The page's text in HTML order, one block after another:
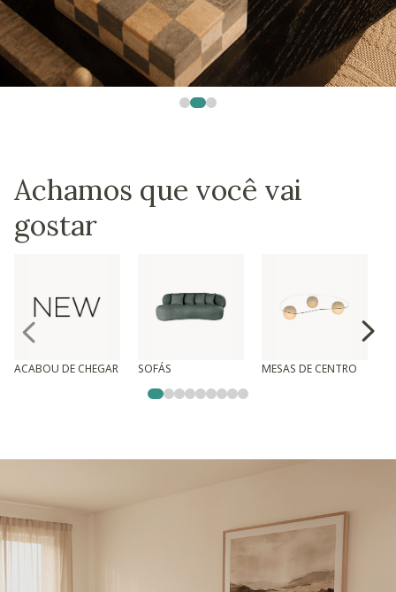
Achamos que você vai
gostar
ACABOU DE CHEGAR SOFÁS MESAS DE CENTRO